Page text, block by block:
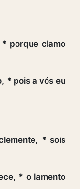
* porque clamo
* pois a vós eu
* sois
* o lamento